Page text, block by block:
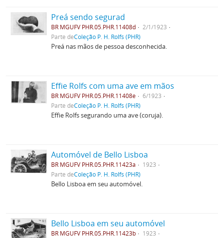
Preá sendo segurad
BR MGUFV PHR.05.PHR.11408d
2/1/1923
Parte deColeção P. H. Rolfs (PHR)
Preá nas mãos de pessoa desconhecida.
Effie Rolfs com uma ave em mãos
BR MGUFV PHR.05.PHR.11408e
6/1923
Parte deColeção P. H. Rolfs (PHR)
Effie Rolfs segurando uma ave (coruja).
Automóvel de Bello Lisboa
BR MGUFV PHR.05.PHR.11423a
1923
Parte deColeção P. H. Rolfs (PHR)
Bello Lisboa em seu automóvel.
Bello Lisboa em seu automóvel
BR MGUFV PHR.05.PHR.11423b 1923